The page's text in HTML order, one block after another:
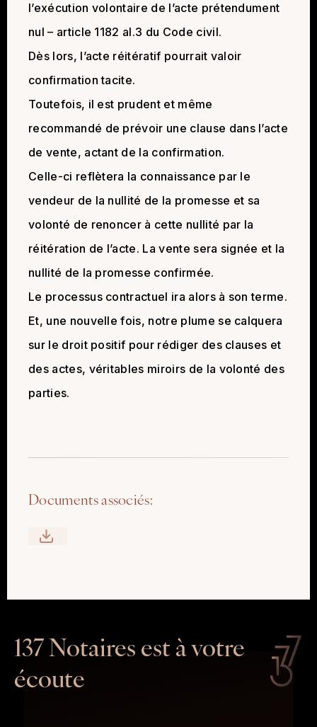
l’exécution volontaire de l’acte prétendument
nul – article 1182 al.3 du Code civil.
Dès lors, l’acte réitératif pourrait valoir
confirmation tacite.
Toutefois, il est prudent et même
recommandé de prévoir une clause dans l’acte
de vente, actant de la confirmation.
Celle-ci reflètera la connaissance par le
vendeur de la nullité de la promesse et sa
volonté de renoncer à cette nullité par la
réitération de l’acte. La vente sera signée et la
nullité de la promesse confirmée.
Le processus contractuel ira alors à son terme.
Et, une nouvelle fois, notre plume se calquera
sur le droit positif pour rédiger des clauses et
des actes, véritables miroirs de la volonté des
parties.
Documents associés:
137 Notaires est à votre
écoute